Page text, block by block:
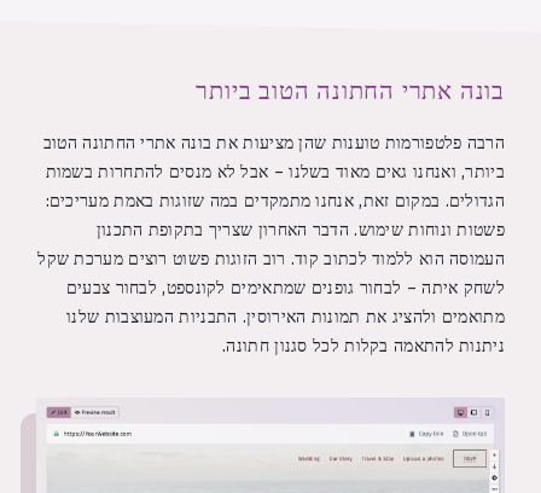
בונה אתרי החתונה הטוב ביותר
הרבה פלטפורמות טוענות שהן מציעות את בונה אתרי החתונה הטוב
ביותר, ואנחנו גאים מאוד בשלנו – אבל לא מנסים להתחרות בשמות
הגדולים. במקום זאת, אנחנו מתמקדים במה שזוגות באמת מעריכים:
פשטות ונוחות שימוש. הדבר האחרון שצריך בתקופת התכנון
העמוסה הוא ללמוד לכתוב קוד. רוב הזוגות פשוט רוצים מערכת שקל
לשחק איתה – לבחור גופנים שמתאימים לקונספט, לבחור צבעים
מתואמים ולהציג את תמונות האירוסין. התבניות המעוצבות שלנו
ניתנות להתאמה בקלות לכל סגנון חתונה.